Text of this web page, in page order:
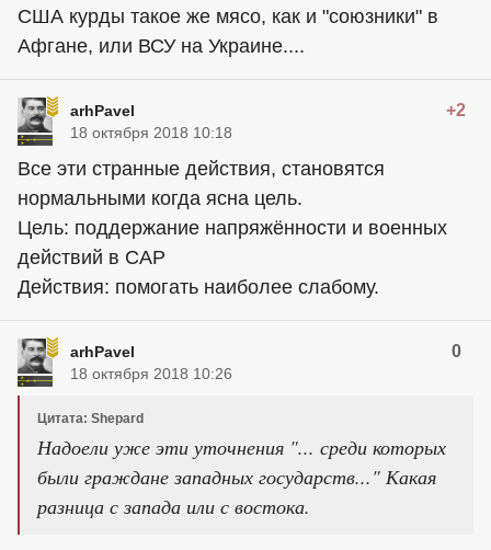
США курды такое же мясо, как и "союзники" в
Афгане, или ВСУ на Украине....
arhPavel +2
18 октября 2018 10:18
Все эти странные действия, становятся
нормальными когда ясна цель.
Цель: поддержание напряжённости и военных
действий в САР
Действия: помогать наиболее слабому.
arhPavel 0
18 октября 2018 10:26
Цитата: Shepard
Надоели уже эти уточнения "... среди которых
были граждане западных государств..." Какая
разница с запада или с востока.